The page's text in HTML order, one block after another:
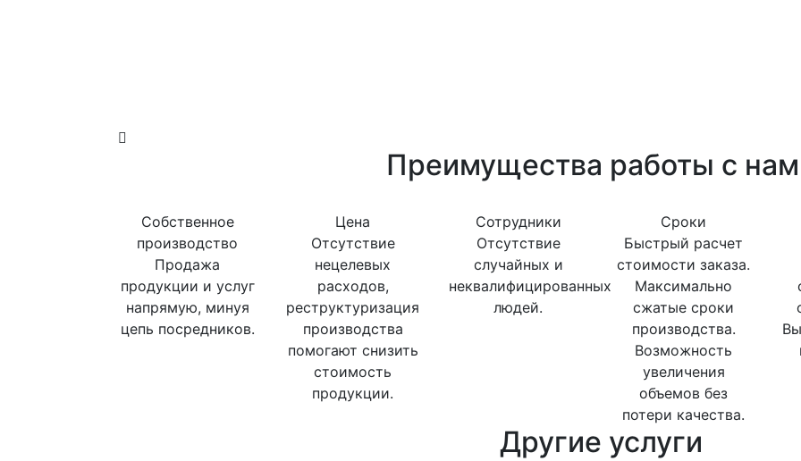
Преимущества работы с
Собственное
производство
Продажа
продукции и услуг
напрямую, минуя
цепь посредников.
Цена
Отсутствие
нецелевых
расходов,
реструктуризация
производства
помогают снизить
стоимость
продукции.
Сотрудники
Отсутствие
случайных и
неквалифицированных
людей.
Сроки
Быстрый расчет
стоимости заказа.
Максимально
сжатые сроки
производства.
Возможность
увеличения
объемов без
потери качества.
Другие услуги